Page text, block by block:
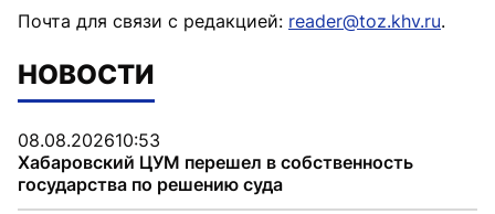
Почта для связи с редакцией: reader@toz.khv.ru.
НОВОСТИ
08.08.202610:53
Хабаровский ЦУМ перешел в собственность
государства по решению суда